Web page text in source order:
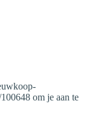
om je aan te